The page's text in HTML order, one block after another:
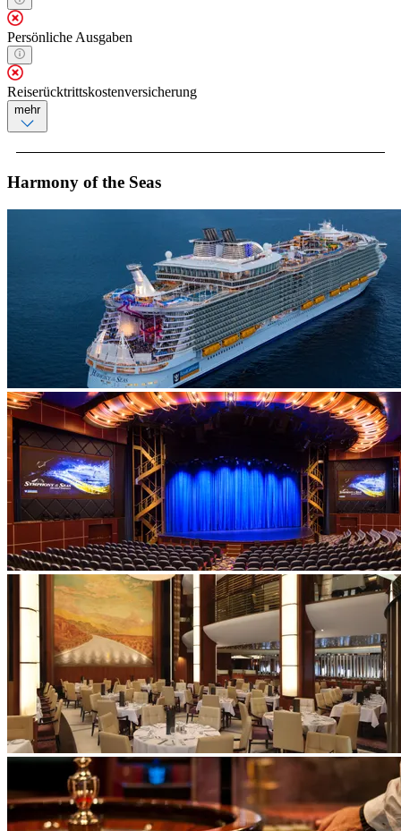
Persönliche Ausgaben
Reiserücktrittskostenversicherung
mehr
Harmony of the Seas